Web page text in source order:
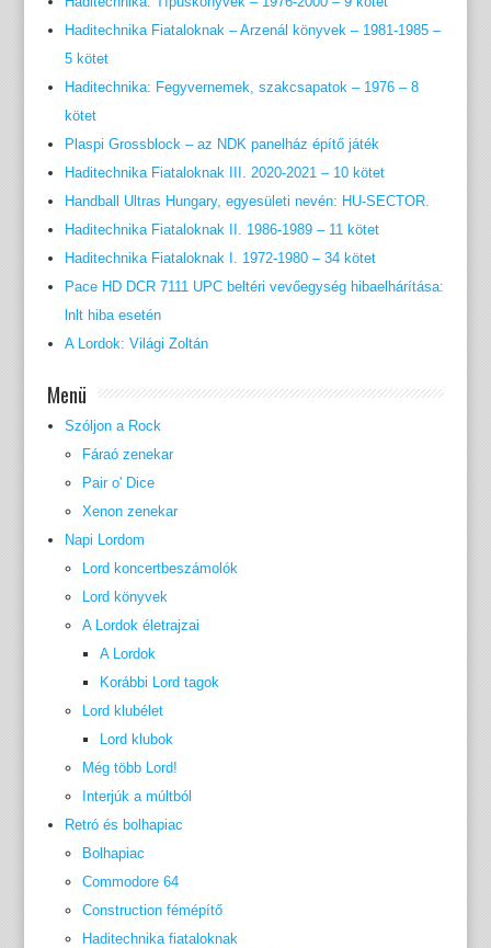
Haditechnika Fiataloknak – Arzenál könyvek – 1981-1985 –
5 kötet
Haditechnika: Fegyvernemek, szakcsapatok – 1976 – 8
kötet
Plaspi Grossblock – az NDK panelház építő játék
Haditechnika Fiataloknak III. 2020-2021 – 10 kötet
Handball Ultras Hungary, egyesületi nevén: HU-SECTOR.
Haditechnika Fiataloknak II. 1986-1989 – 11 kötet
Haditechnika Fiataloknak I. 1972-1980 – 34 kötet
Pace HD DCR 7111 UPC beltéri vevőegység hibaelhárítása:
lnlt hiba esetén
A Lordok: Világi Zoltán
Menü
Szóljon a Rock
Fáraó zenekar
Pair o' Dice
Xenon zenekar
Napi Lordom
Lord koncertbeszámolók
Lord könyvek
A Lordok életrajzai
A Lordok
Korábbi Lord tagok
Lord klubélet
Lord klubok
Még több Lord!
Interjúk a múltból
Retró és bolhapiac
Bolhapiac
Commodore 64
Construction fémépítő
Haditechnika fiataloknak